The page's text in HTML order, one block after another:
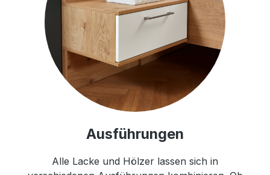
Ausführungen
Alle Lacke und Hölzer lassen sich in